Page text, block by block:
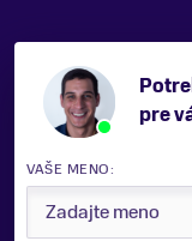
pre
VAŠE MENO: